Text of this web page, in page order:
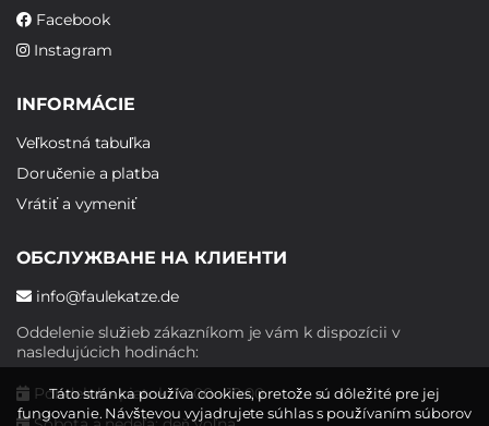
Facebook
Instagram
INFORMÁCIE
Veľkostná tabuľka
Doručenie a platba
Vrátiť a vymeniť
ОБСЛУЖВАНЕ НА КЛИЕНТИ
info@faulekatze.de
Oddelenie služieb zákazníkom je vám k dispozícii v
nasledujúcich hodinách:
Pondelok - piatok: 10:00 - 19:00
Táto stránka používa cookies, pretože sú dôležité pre jej
fungovanie. Návštevou vyjadrujete súhlas s používaním súborov